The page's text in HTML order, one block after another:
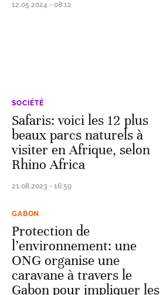
12.05.2024 - 08:12
SOCIÉTÉ
Safaris: voici les 12 plus
beaux parcs naturels à
visiter en Afrique, selon
Rhino Africa
21.08.2023 - 16:59
GABON
Protection de
l’environnement: une
ONG organise une
caravane à travers le
Gabon pour impliquer les